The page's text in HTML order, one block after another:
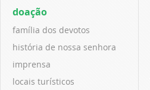
doação
família dos devotos
história de nossa senhora
imprensa
locais turísticos